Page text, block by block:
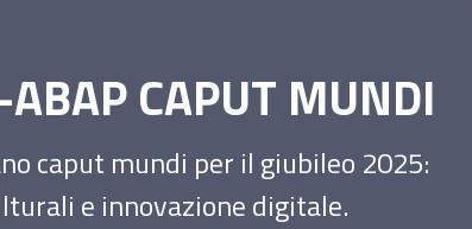
CAPUT MUNDI
caput mundi per il giubileo 2025:
e innovazione digitale.